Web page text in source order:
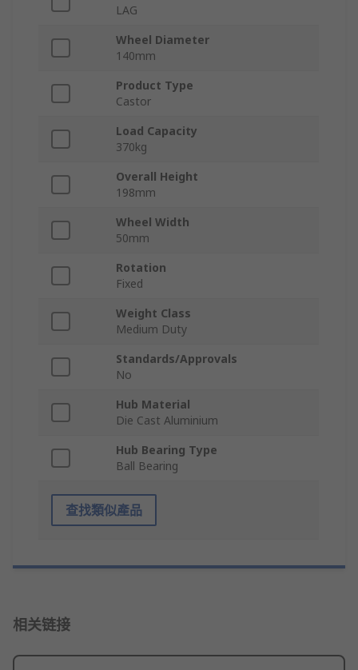
LAG
Wheel Diameter
140mm
Product Type
Castor
Load Capacity
370kg
Overall Height
198mm
Wheel Width
50mm
Rotation
Fixed
Weight Class
Medium Duty
Standards/Approvals
No
Hub Material
Die Cast Aluminium
Hub Bearing Type
Ball Bearing
查找類似產品
相关链接